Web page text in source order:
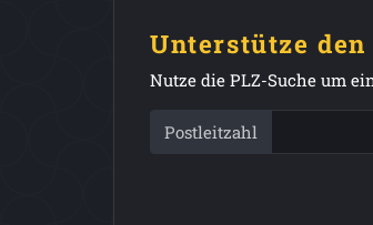
Unterstütze
Nutze die PLZ-Suche um
Postleitzahl